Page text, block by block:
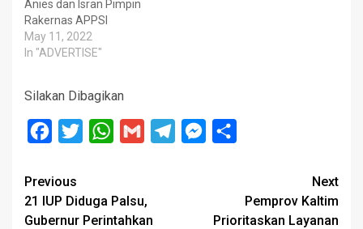
Anies dan Isran Pimpin
Rakernas APPSI
May 11, 2022
In "ADVERTISE"
Silakan Dibagikan
Facebook
Twitter WhatsApp
Gmail TelegramMessenger
Post
navigation
Previous
21 IUP Diduga Palsu,
Gubernur Perintahkan
Next
Pemprov Kaltim
Prioritaskan Layanan